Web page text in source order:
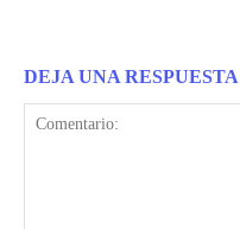
DEJA UNA RESPUESTA